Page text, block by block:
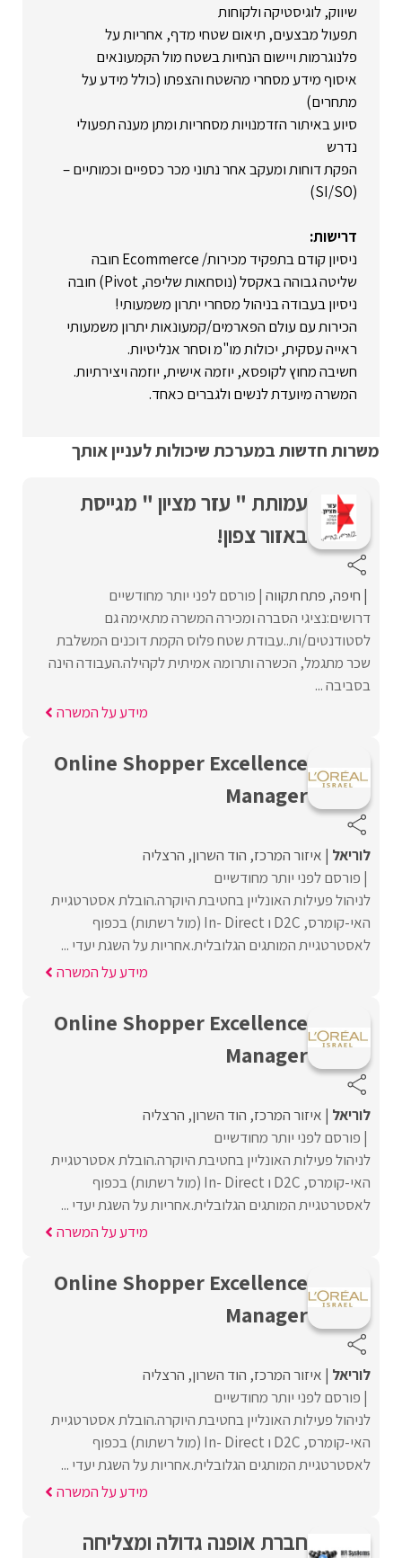
שיווק, לוגיסטיקה ולקוחות
תפעול מבצעים, תיאום שטחי מדף, אחריות על
פלנוגרמות ויישום הנחיות בשטח מול הקמעונאים
איסוף מידע מסחרי מהשטח והצפתו (כולל מידע על
מתחרים)
סיוע באיתור הזדמנויות מסחריות ומתן מענה תפעולי
נדרש
הפקת דוחות ומעקב אחר נתוני מכר כספיים וכמותיים –
(SI/SO)
דרישות:
ניסיון קודם בתפקיד מכירות/ Ecommerce חובה
שליטה גבוהה באקסל (נוסחאות שליפה, Pivot) חובה
ניסיון בעבודה בניהול מסחרי יתרון משמעותי!
הכירות עם עולם הפארמים/קמעונאות יתרון משמעותי
ראייה עסקית, יכולות מו"מ וסחר אנליטיות.
חשיבה מחוץ לקופסא, יוזמה אישית, יוזמה ויצירתיות.
המשרה מיועדת לנשים ולגברים כאחד.
משרות חדשות במערכת שיכולות לעניין אותך
עמותת " עזר מציון " מגייסת
באזור צפון!
חיפה פתח תקווה פורסם לפני יותר מחודשיים
דרושים:נציגי הסברה ומכירה המשרה מתאימה גם
לסטודנטים/ות..עבודת שטח פלוס הקמת דוכנים המשלבת
שכר מתגמל, הכשרה ותרומה אמיתית לקהילה.העבודה הינה
בסביבה ...
מידע על המשרה
Online Shopper Excellence
Manager
לוריאל איזור המרכז הוד השרון הרצליה
פורסם לפני יותר מחודשיים
לניהול פעילות האונליין בחטיבת היוקרה.הובלת אסטרטגיית
האי-קומרס, D2C ו In- Direct (מול רשתות) בכפוף
לאסטרטגיית המותגים הגלובלית.אחריות על השגת יעדי ...
מידע על המשרה
Online Shopper Excellence
Manager
לוריאל איזור המרכז הוד השרון הרצליה
פורסם לפני יותר מחודשיים
לניהול פעילות האונליין בחטיבת היוקרה.הובלת אסטרטגיית
האי-קומרס, D2C ו In- Direct (מול רשתות) בכפוף
לאסטרטגיית המותגים הגלובלית.אחריות על השגת יעדי ...
מידע על המשרה
Online Shopper Excellence
Manager
לוריאל איזור המרכז הוד השרון הרצליה
פורסם לפני יותר מחודשיים
לניהול פעילות האונליין בחטיבת היוקרה.הובלת אסטרטגיית
האי-קומרס, D2C ו In- Direct (מול רשתות) בכפוף
לאסטרטגיית המותגים הגלובלית.אחריות על השגת יעדי ...
מידע על המשרה
חברת אופנה גדולה ומצליחה